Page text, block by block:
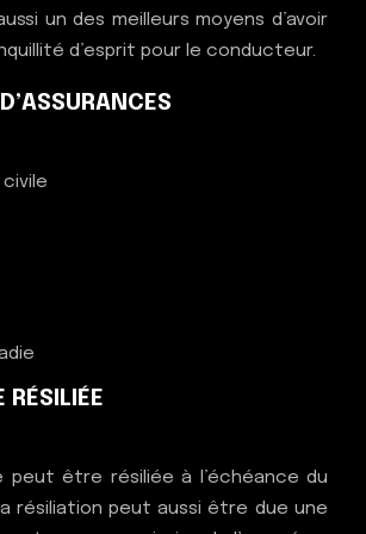
un des meilleurs moyens d’avoir
d’esprit pour le conducteur.
RÉSILIÉE
peut être résiliée à l’échéance du
résiliation peut aussi être due une